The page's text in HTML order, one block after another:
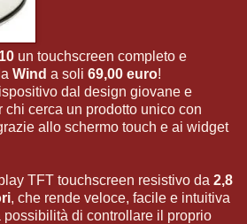
un touchscreen completo e
Wind a soli 69,00 euro!
dal design giovane e
chi cerca un prodotto unico con
allo schermo touch e ai widget
TFT touchscreen resistivo da 2,8
, che rende veloce, facile e intuitiva
possibilità di controllare il proprio